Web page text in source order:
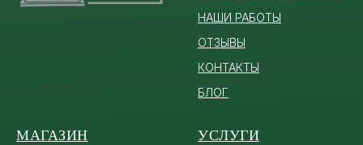
НАШИ РАБОТЫ
ОТЗЫВЫ
КОНТАКТЫ
БЛОГ
МАГАЗИН УСЛУГИ